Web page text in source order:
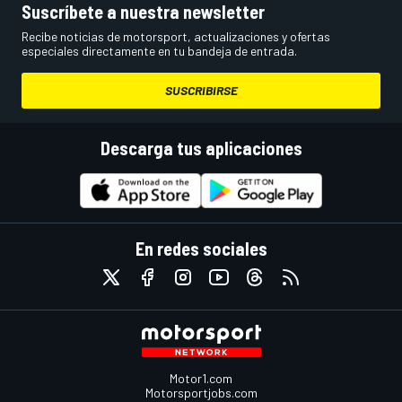
Suscríbete a nuestra newsletter
Recibe noticias de motorsport, actualizaciones y ofertas
especiales directamente en tu bandeja de entrada.
SUSCRIBIRSE
Descarga tus aplicaciones
En redes sociales
Motor1.com
Motorsportjobs.com